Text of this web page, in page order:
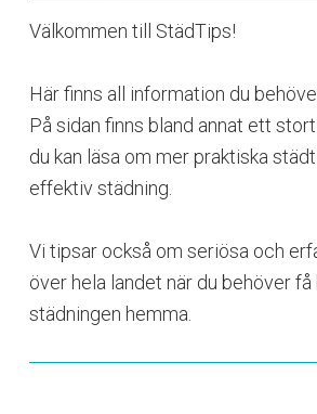
Välkommen till StädTips!
Här finns all information du
På sidan finns bland annat ett
du kan läsa om mer praktiska
effektiv städning.
Vi tipsar också om seriösa och
över hela landet när du behöver få
städningen hemma.